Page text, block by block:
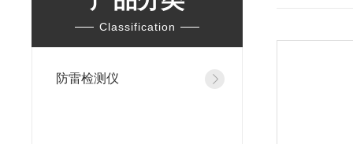
Classification
防雷检测仪